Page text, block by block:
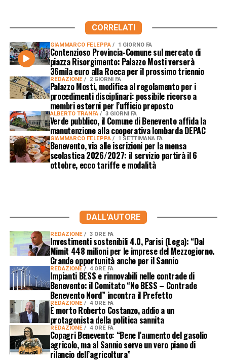
CORRELATI
GIAMMARCO FELEPPA 1 GIORNO FA
Contenzioso Provincia-Comune sul mercato di
piazza Risorgimento: Palazzo Mosti verserà
36mila euro alla Rocca per il prossimo triennio
REDAZIONE 2 GIORNI FA
Palazzo Mosti, modifica al regolamento per i
procedimenti disciplinari: possibile ricorso a
membri esterni per l’ufficio preposto
ALBERTO TRANFA 3 GIORNI FA
Verde pubblico, il Comune di Benevento affida la
manutenzione alla cooperativa lombarda DEPAC
GIAMMARCO FELEPPA 1 SETTIMANA FA
Benevento, via alle iscrizioni per la mensa
scolastica 2026/2027: il servizio partirà il 6
ottobre, ecco tariffe e modalità
DALL'AUTORE
REDAZIONE 3 ORE FA
Investimenti sostenibili 4.0, Parisi (Lega): “Dal
Mimit 448 milioni per le imprese del Mezzogiorno.
Grande opportunità anche per il Sannio
REDAZIONE 4 ORE FA
Impianti BESS e rinnovabili nelle contrade di
Benevento: il Comitato “No BESS – Contrade
Benevento Nord” incontra il Prefetto
REDAZIONE 4 ORE FA
È morto Roberto Costanzo, addio a un
protagonista della politica sannita
REDAZIONE 4 ORE FA
Copagri Benevento: “Bene l’aumento del gasolio
agricolo, ma al Sannio serve un vero piano di
rilancio dell’agricoltura”